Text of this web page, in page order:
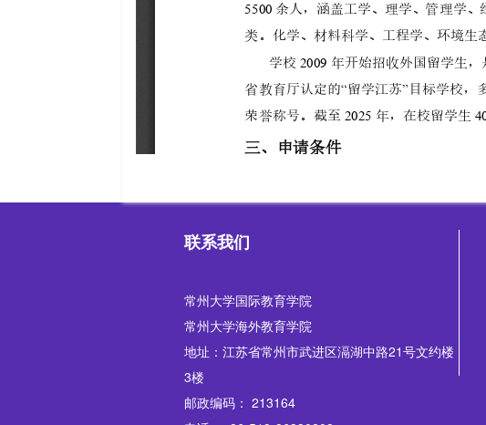
联系我们
常州大学国际教育学院
常州大学海外教育学院
地址：江苏省常州市武进区滆湖中路21号文约楼
3楼
邮政编码： 213164